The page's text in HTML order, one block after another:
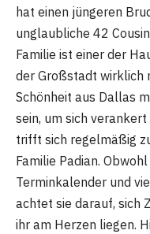
hat einen jüngeren
unglaubliche 42
Familie ist einer der
der Großstadt wirklich
Schönheit aus Dallas
sein, um sich
trifft sich regelmäßig
Familie Padian.
Terminkalender und
achtet sie darauf, sich
ihr am Herzen liegen.